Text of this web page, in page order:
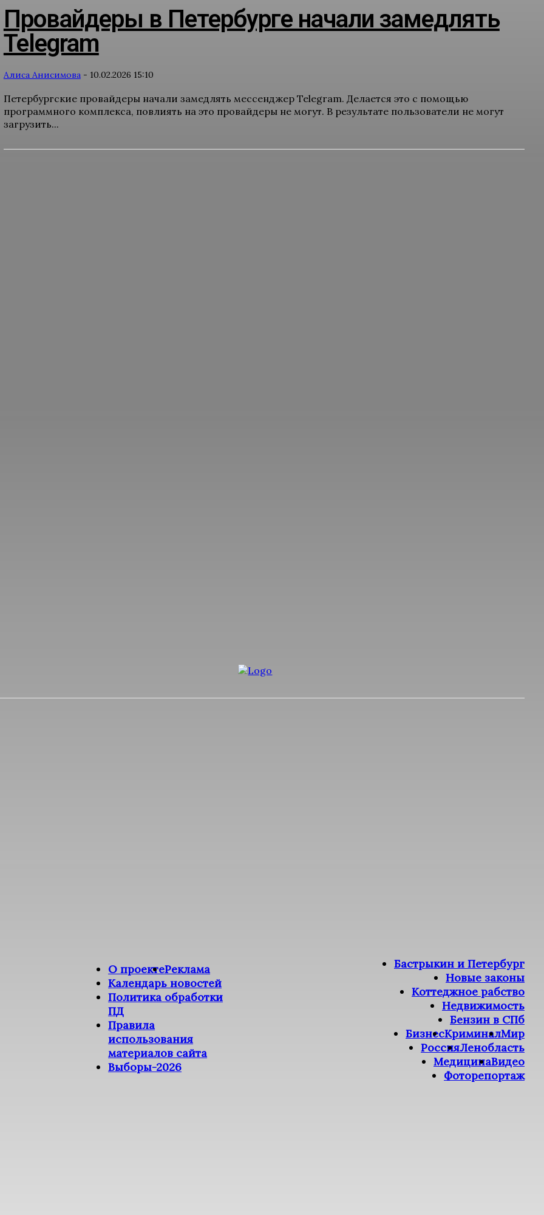
Провайдеры в Петербурге начали замедлять
Telegram
Алиса Анисимова - 10.02.2026 15:10
Петербургские провайдеры начали замедлять мессенджер Telegram. Делается это с помощью
программного комплекса, повлиять на это провайдеры не могут. В результате пользователи не могут
загрузить...
О проектеРеклама
Календарь новостей
Политика обработки
ПД
Правила
использования
материалов сайта
Выборы-2026
Бастрыкин и Петербург
Новые законы
Коттеджное рабство
Недвижимость
Бензин в СПб
БизнесКриминалМир
РоссияЛенобласть
МедицинаВидео
Фоторепортаж